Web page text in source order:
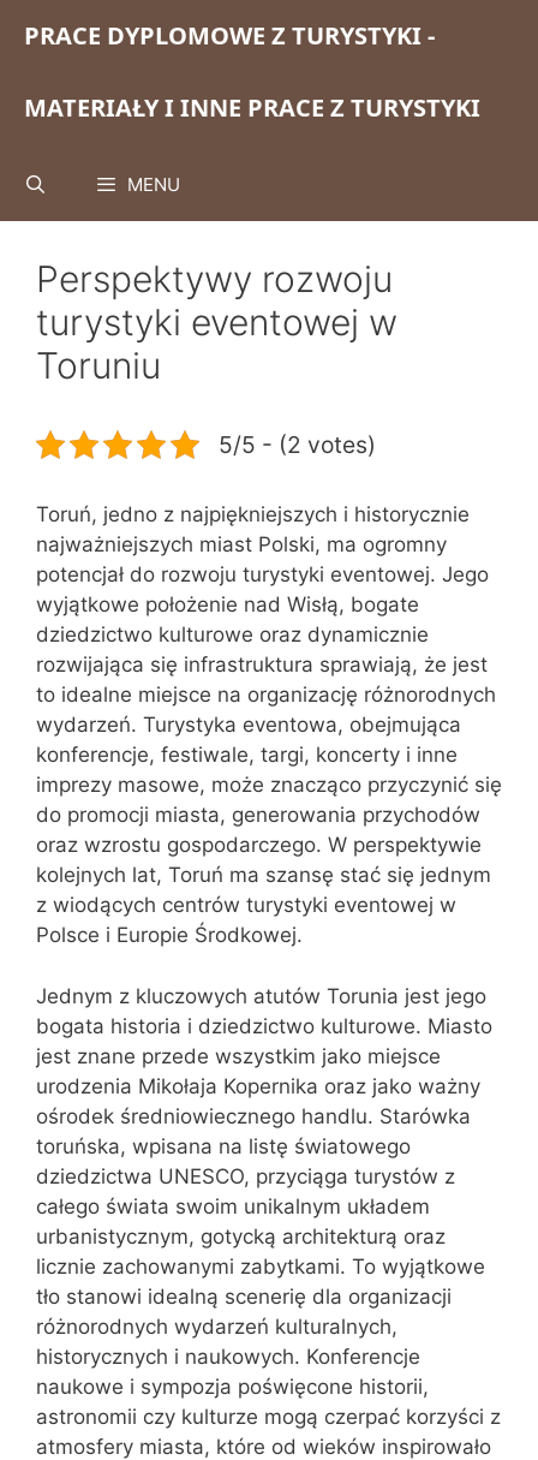
PRACE DYPLOMOWE Z TURYSTYKI -
MATERIAŁY I INNE PRACE Z TURYSTYKI
MENU
Perspektywy rozwoju
turystyki eventowej w
Toruniu
5/5 - (2 votes)
Toruń, jedno z najpiękniejszych i historycznie
najważniejszych miast Polski, ma ogromny
potencjał do rozwoju turystyki eventowej. Jego
wyjątkowe położenie nad Wisłą, bogate
dziedzictwo kulturowe oraz dynamicznie
rozwijająca się infrastruktura sprawiają, że jest
to idealne miejsce na organizację różnorodnych
wydarzeń. Turystyka eventowa, obejmująca
konferencje, festiwale, targi, koncerty i inne
imprezy masowe, może znacząco przyczynić się
do promocji miasta, generowania przychodów
oraz wzrostu gospodarczego. W perspektywie
kolejnych lat, Toruń ma szansę stać się jednym
z wiodących centrów turystyki eventowej w
Polsce i Europie Środkowej.
Jednym z kluczowych atutów Torunia jest jego
bogata historia i dziedzictwo kulturowe. Miasto
jest znane przede wszystkim jako miejsce
urodzenia Mikołaja Kopernika oraz jako ważny
ośrodek średniowiecznego handlu. Starówka
toruńska, wpisana na listę światowego
dziedzictwa UNESCO, przyciąga turystów z
całego świata swoim unikalnym układem
urbanistycznym, gotycką architekturą oraz
licznie zachowanymi zabytkami. To wyjątkowe
tło stanowi idealną scenerię dla organizacji
różnorodnych wydarzeń kulturalnych,
historycznych i naukowych. Konferencje
naukowe i sympozja poświęcone historii,
astronomii czy kulturze mogą czerpać korzyści z
atmosfery miasta, które od wieków inspirowało